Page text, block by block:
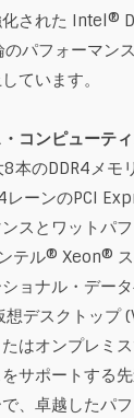
化された Intel®
のパフォーマン
ています。
コンピューテ
8本のDDR4メモ
レーンのPCI
スとワットパ
テル® Xeon®
ョナル・デー
デスクトップ
はオンプレミ
サポートする
、卓越したパ